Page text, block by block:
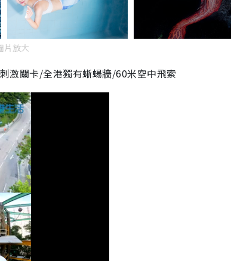
片放大
激關卡/全港獨有蜥蝪牆/60米空中飛索